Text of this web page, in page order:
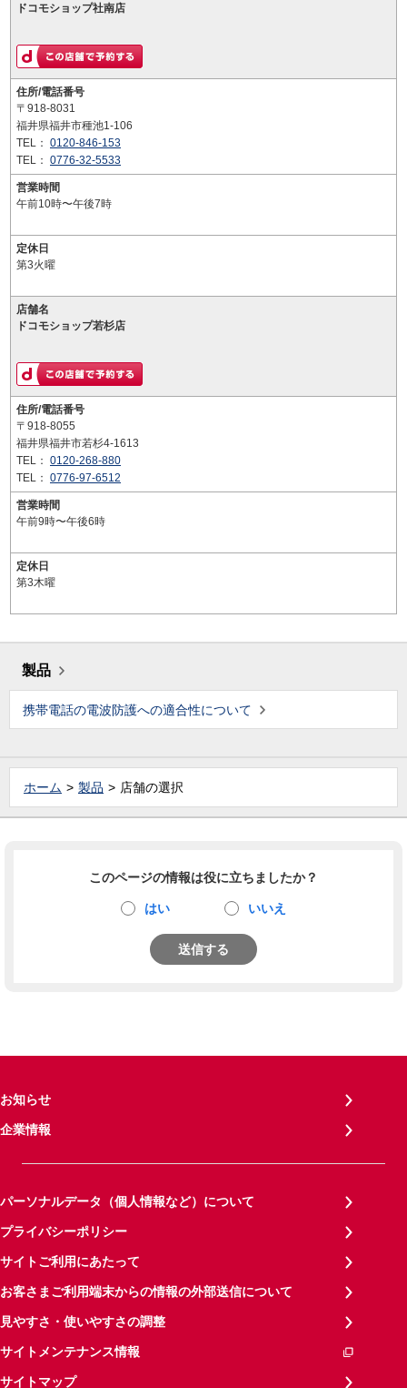
ドコモショップ社南店
住所/電話番号
〒918-8031
福井県福井市種池1-106
TEL： 0120-846-153
TEL： 0776-32-5533
営業時間
午前10時〜午後7時
定休日
第3火曜
店舗名
ドコモショップ若杉店
住所/電話番号
〒918-8055
福井県福井市若杉4-1613
TEL： 0120-268-880
TEL： 0776-97-6512
営業時間
午前9時〜午後6時
定休日
第3木曜
製品
携帯電話の電波防護への適合性について
ホーム 製品 店舗の選択
このページの情報は役に立ちましたか？
はい いいえ
送信する
お知らせ
企業情報
パーソナルデータ（個人情報など）について
プライバシーポリシー
サイトご利用にあたって
お客さまご利用端末からの情報の外部送信について
見やすさ・使いやすさの調整
サイトメンテナンス情報
サイトマップ